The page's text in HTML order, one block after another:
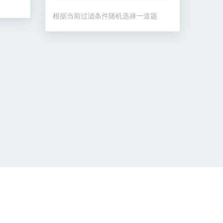
根据当前过滤条件随机选择一道题